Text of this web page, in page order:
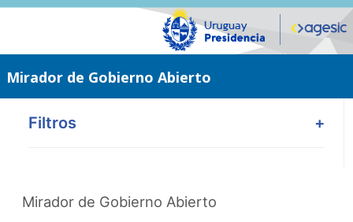
Saltar
Mirador de Gobierno Abierto
Filtros +
Mirador de Gobierno Abierto